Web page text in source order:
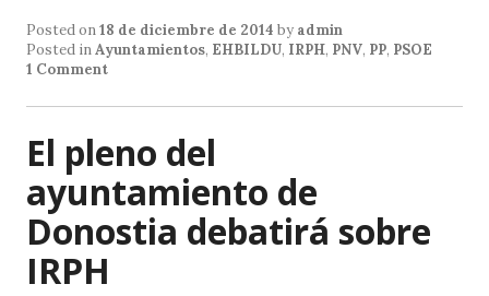
at
s
A
p
c
e
b
o
k
ai
l
Posted on18 de diciembre de 2014 by admin
Posted inAyuntamientos, EHBILDU, IRPH, PNV, PP, PSOE
1 Comment
El pleno del
ayuntamiento de
Donostia debatirá sobre
IRPH